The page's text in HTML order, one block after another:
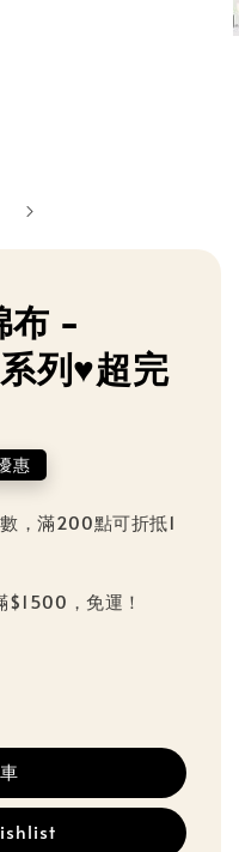
布 -
列♥️超完
惠
，滿200點可折抵1
$1500，免運！